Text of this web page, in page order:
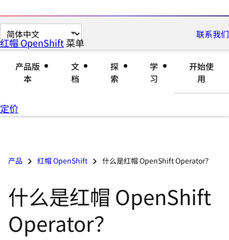
切
换
联系我们
红帽 OpenShift菜单
产品版
本
文
档
探
索
学
习
开始使
用
定价
产品 红帽 OpenShift 什么是红帽 OpenShift Operator？
什么是红帽 OpenShift
Operator？